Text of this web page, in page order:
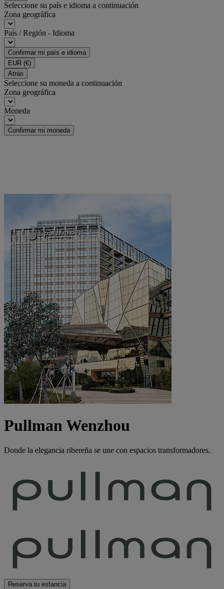
Seleccione su país e idioma a continuación
Zona geográfica
País / Región - Idioma
Confirmar mi país e idioma
EUR (€)
Atrás
Seleccione su moneda a continuación
Zona geográfica
Moneda
Confirmar mi moneda
Pullman Wenzhou
Donde la elegancia ribereña se une con espacios transformadores.
Reserva tu estancia